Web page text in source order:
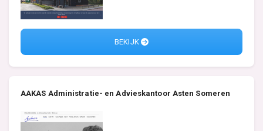
BEKIJK
AAKAS Administratie- en Advieskantoor Asten Someren